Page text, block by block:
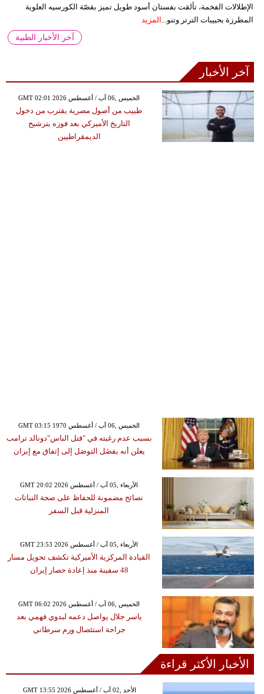
الإطلالات الفخمة، تألقت بفستان أسود طويل تميز بقصّة الكورسيه العلوية
المطرزة بحبيبات الترتر وتنو... المزيد
آخر الأخبار الطبية
آخر الأخبار
GMT 02:01 2026 الخميس ,06 آب / أغسطس
طبيب من أصول مصرية يقترب من دخول
التاريخ الأميركي بعد فوزه بترشيح
الديمقراطيين
GMT 03:15 1970 الخميس ,06 آب / أغسطس
بسبب عدم رغبته في "قتل الناس"دونالد ترامب
يعلن أنه يفضَل التوصَل إلى إتفاق مع إيران
GMT 20:02 2026 الأربعاء ,05 آب / أغسطس
نصائح مضمونة للحفاظ على صحة النباتات
المنزلية قبل السفر
GMT 23:53 2026 الأربعاء ,05 آب / أغسطس
القيادة المركزية الأميركية تكشف تحويل مسار
48 سفينة منذ إعادة حصار إيران
GMT 06:02 2026 الخميس ,06 آب / أغسطس
ياسر جلال يواصل دعمه لبدوي فهمي بعد
جراحة استئصال ورم سرطاني
الأخبار الأكثر قراءة
GMT 13:55 2026 الأحد ,02 آب / أغسطس